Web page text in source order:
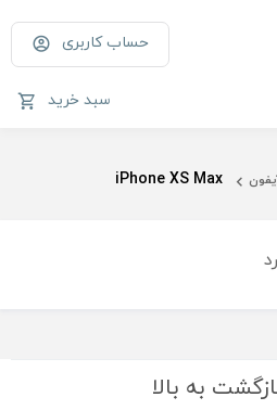
حساب کاربری
سبد خرید
iPhone XS Max
به بالا